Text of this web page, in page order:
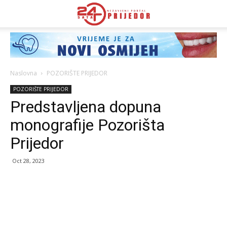
Naslovna POZORIŠTE PRIJEDOR
POZORIŠTE PRIJEDOR
Predstavljena dopuna
monografije Pozorišta
Prijedor
Oct 28, 2023